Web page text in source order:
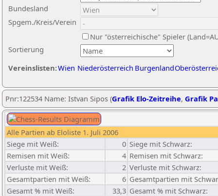
Sortierung
Bundesland
Spgem./Kreis/Verein
Nur "österreichische" Spieler
Vereinslisten:Wien Niederösterreich Burgenland
Pnr:122534 Name: Istvan Sipos (Grafik Elo-Zeitreihe, Grafik
Alle Partien ab Eloliste 1. Juli 2006
Siege mit Weiß:
0 Siege mit Schwarz:
Remisen mit Weiß:
4 Remisen mit Schwarz:
Verluste mit Weiß:
2 Verluste mit Schwarz:
Gesamtpartien mit Weiß:
6 Gesamtpartien mit
Gesamt % mit Weiß:
33,3 Gesamt % mit Schwarz: